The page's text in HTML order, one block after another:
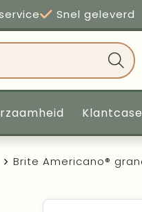
Snel geleverd
Brite Americano®